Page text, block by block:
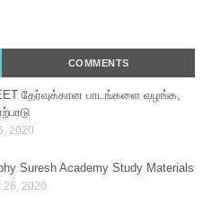
COMMENTS
தேர்வுக்கான பாடங்களை வழங்க,
2020
Suresh Academy Study Materials
26, 2020